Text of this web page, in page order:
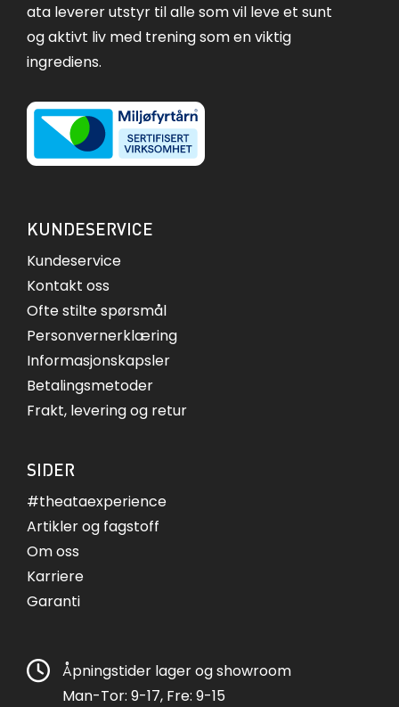
ata leverer utstyr til alle som vil leve et sunt
og aktivt liv med trening som en viktig
ingrediens.
KUNDESERVICE
Kundeservice
Kontakt oss
Ofte stilte spørsmål
Personvernerklæring
Informasjonskapsler
Betalingsmetoder
Frakt, levering og retur
SIDER
#theataexperience
Artikler og fagstoff
Om oss
Karriere
Garanti
Åpningstider lager og showroom
Man-Tor: 9-17, Fre: 9-15